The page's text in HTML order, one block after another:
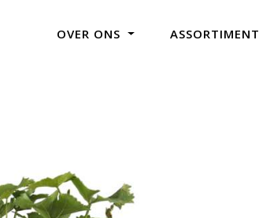
OVER ONS ASSORTIMENT